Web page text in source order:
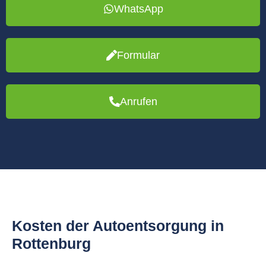
WhatsApp
Formular
Anrufen
Kosten der Autoentsorgung in
Rottenburg